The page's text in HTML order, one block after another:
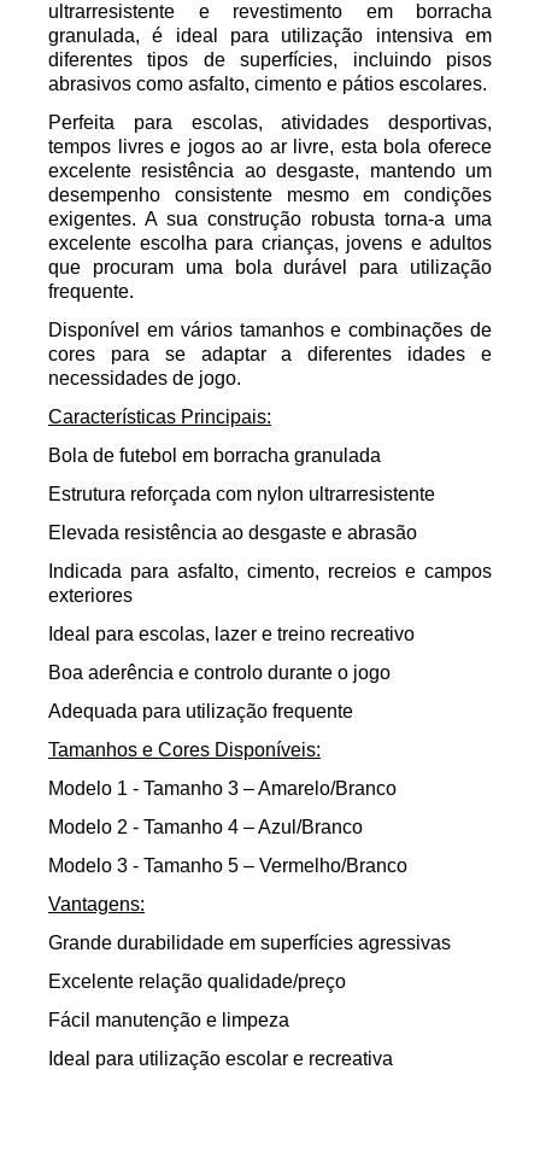
ultrarresistente e revestimento em borracha
granulada, é ideal para utilização intensiva em
diferentes tipos de superfícies, incluindo pisos
abrasivos como asfalto, cimento e pátios escolares.
Perfeita para escolas, atividades desportivas,
tempos livres e jogos ao ar livre, esta bola oferece
excelente resistência ao desgaste, mantendo um
desempenho consistente mesmo em condições
exigentes. A sua construção robusta torna-a uma
excelente escolha para crianças, jovens e adultos
que procuram uma bola durável para utilização
frequente.
Disponível em vários tamanhos e combinações de
cores para se adaptar a diferentes idades e
necessidades de jogo.
Características Principais:
Bola de futebol em borracha granulada
Estrutura reforçada com nylon ultrarresistente
Elevada resistência ao desgaste e abrasão
Indicada para asfalto, cimento, recreios e campos
exteriores
Ideal para escolas, lazer e treino recreativo
Boa aderência e controlo durante o jogo
Adequada para utilização frequente
Tamanhos e Cores Disponíveis:
Modelo 1 - Tamanho 3 – Amarelo/Branco
Modelo 2 - Tamanho 4 – Azul/Branco
Modelo 3 - Tamanho 5 – Vermelho/Branco
Vantagens:
Grande durabilidade em superfícies agressivas
Excelente relação qualidade/preço
Fácil manutenção e limpeza
Ideal para utilização escolar e recreativa